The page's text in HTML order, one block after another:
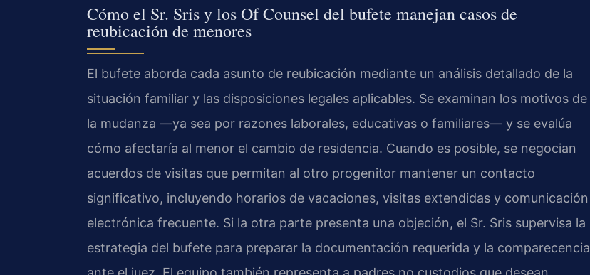
Cómo el Sr. Sris y los Of Counsel del bufete manejan casos de
reubicación de menores
El bufete aborda cada asunto de reubicación mediante un análisis detallado de la
situación familiar y las disposiciones legales aplicables. Se examinan los motivos de
la mudanza —ya sea por razones laborales, educativas o familiares— y se evalúa
cómo afectaría al menor el cambio de residencia. Cuando es posible, se negocian
acuerdos de visitas que permitan al otro progenitor mantener un contacto
significativo, incluyendo horarios de vacaciones, visitas extendidas y comunicación
electrónica frecuente. Si la otra parte presenta una objeción, el Sr. Sris supervisa la
estrategia del bufete para preparar la documentación requerida y la comparecencia